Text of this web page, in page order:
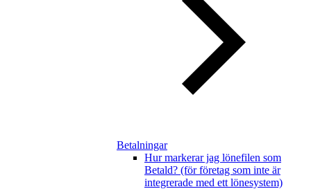
Betalningar
Hur markerar jag lönefilen som
Betald? (för företag som inte är
integrerade med ett lönesystem)